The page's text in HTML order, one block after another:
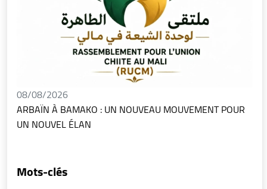
08/08/2026
ARBAÏN À BAMAKO : UN NOUVEAU MOUVEMENT POUR
UN NOUVEL ÉLAN
Mots-clés